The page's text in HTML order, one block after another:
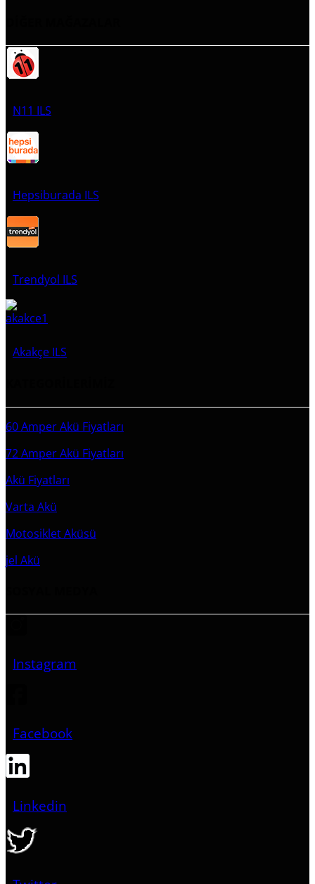
N11 ILS
Hepsiburada ILS
Trendyol ILS
Akakçe ILS
60 Amper Akü Fiyatları
72 Amper Akü Fiyatları
Akü Fiyatları
Varta Akü
Motosiklet Aküsü
jel Akü
Instagram
Facebook
Linkedin